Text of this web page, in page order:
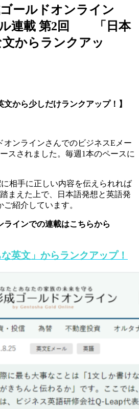
ールドオンライン
ル連載 第2回 「日本
からランクアッ
文から少しだけランクアップ！】
オンラインさんでのビジネスEメー
スされました。毎週1本のペースに
相手に正しい内容を伝えられれば
まえた上で、日本語発想と英語発
紹介しています。
インでの連載はこちらから
英文」からランクアップ！